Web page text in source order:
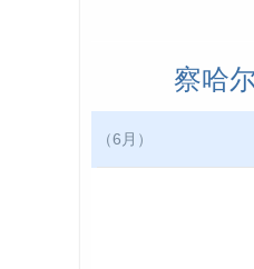
察哈
（6月）